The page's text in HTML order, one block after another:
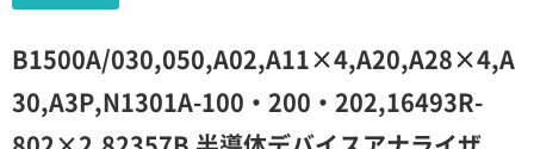
B1500A/030,050,A02,A11×4,A20,A28×4,A
30,A3P,N1301A-100・200・202,16493R-